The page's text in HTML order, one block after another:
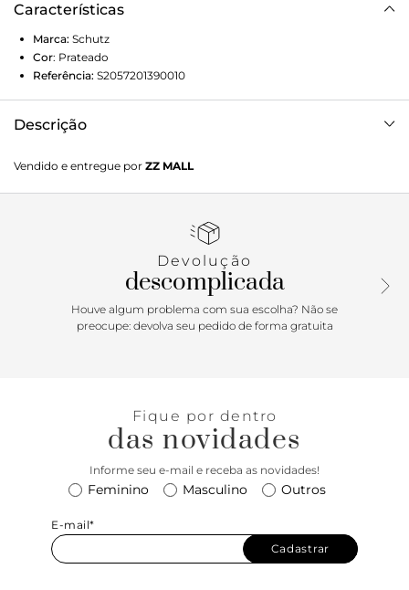
Características
Marca: Schutz
Cor: Prateado
Referência: S2057201390010
Descrição
Com tiras finas bombadas e um bico folha, ela é o equilíbrio
perfeito entre sofisticação e conforto. O fechamento em
detalhe de S com vinil no calcanhar adiciona um toque
um visual que é ao mesmo tempo elegante e ousado.
Vendido e entregue por ZZ MALL
Devolução
descomplicada
Houve algum problema com sua escolha? Não se
preocupe: devolva seu pedido de forma gratuita
Fique por dentro
das novidades
Informe seu e-mail e receba as novidades!
Feminino Masculino Outros
E-mail*
Cadastrar